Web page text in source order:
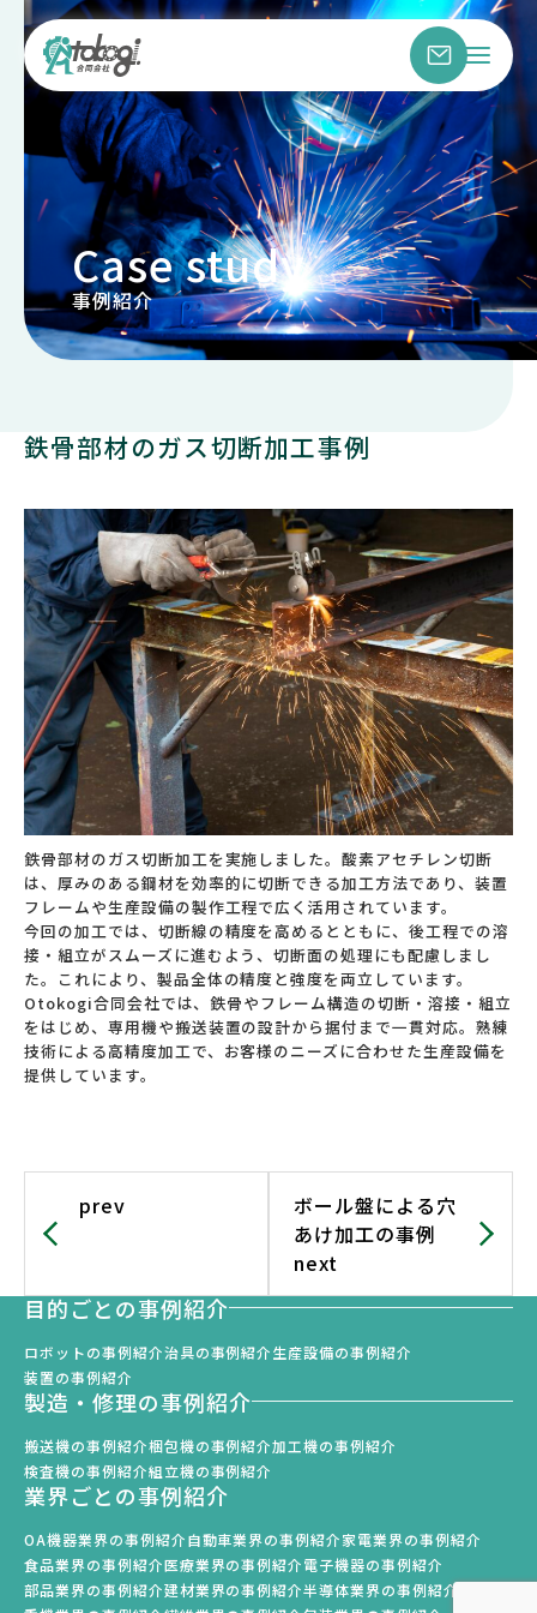
Case study
事例紹介
鉄骨部材のガス切断加工事例
鉄骨部材のガス切断加工を実施しました。酸素アセチレン切断
は、厚みのある鋼材を効率的に切断できる加工方法であり、装置
フレームや生産設備の製作工程で広く活用されています。
今回の加工では、切断線の精度を高めるとともに、後工程での溶
接・組立がスムーズに進むよう、切断面の処理にも配慮しまし
た。これにより、製品全体の精度と強度を両立しています。
Otokogi合同会社では、鉄骨やフレーム構造の切断・溶接・組立
をはじめ、専用機や搬送装置の設計から据付まで一貫対応。熟練
技術による高精度加工で、お客様のニーズに合わせた生産設備を
提供しています。
prev
ボール盤による穴
あけ加工の事例
next
目的ごとの事例紹介
ロボットの事例紹介治具の事例紹介生産設備の事例紹介
装置の事例紹介
製造・修理の事例紹介
搬送機の事例紹介梱包機の事例紹介加工機の事例紹介
検査機の事例紹介組立機の事例紹介
業界ごとの事例紹介
OA機器業界の事例紹介自動車業界の事例紹介家電業界の事例紹介
食品業界の事例紹介医療業界の事例紹介電子機器の事例紹介
部品業界の事例紹介建材業界の事例紹介半導体業界の事例紹介